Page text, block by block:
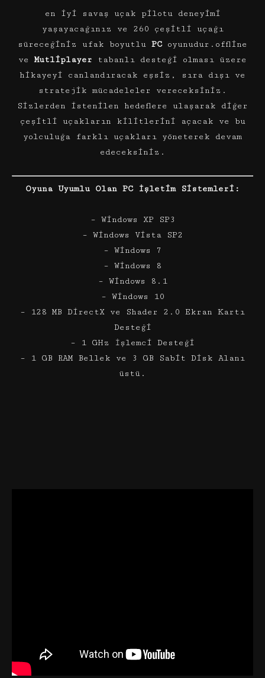
en iyi savaş uçak pilotu deneyimi
yaşayacağınız ve 260 çeşitli uçağı
süreceğiniz ufak boyutlu PCoyunudur.offline
ve
Mutliplayer tabanlı desteği olması üzere
hikayeyi canlandıracak eşsiz, sıra dışı ve
stratejik mücadeleler vereceksiniz.
Sizlerden istenilen hedeflere ulaşarak diğer
çeşitli uçakların kilitlerini açacak ve bu
yolculuğa farklı uçakları yöneterek devam
edeceksiniz.
Oyuna Uyumlu Olan PC İşletim Sistemleri:
– Windows XP SP3
– Windows Vista SP2
– Windows 7
– Windows 8
– Windows 8.1
– Windows 10
– 128 MB DirectX ve Shader 2.0 Ekran Kartı
Desteği
– 1 GHz İşlemci Desteği
– 1 GB RAM Bellek ve 3 GB Sabit Disk Alanı
üstü.